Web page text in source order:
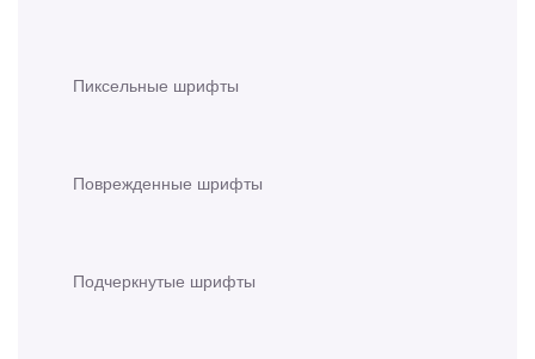
Пиксельные шрифты
Поврежденные шрифты
Подчеркнутые шрифты